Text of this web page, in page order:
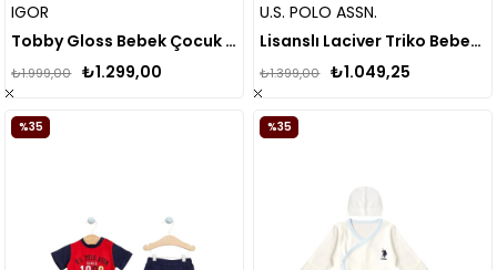
IGOR
Tobby Gloss Bebek Çocuk Sandalet
₺1.299,00
₺1.999,00
U.S. POLO ASSN.
Lisanslı Laciver Triko Bebek Patiksiz Tulum
₺1.049,25
₺1.399,00
%35 %35